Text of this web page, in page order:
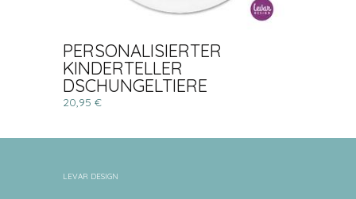
PERSONALISIERTER
KINDERTELLER
DSCHUNGELTIERE
20,95 €
LEVAR DESIGN